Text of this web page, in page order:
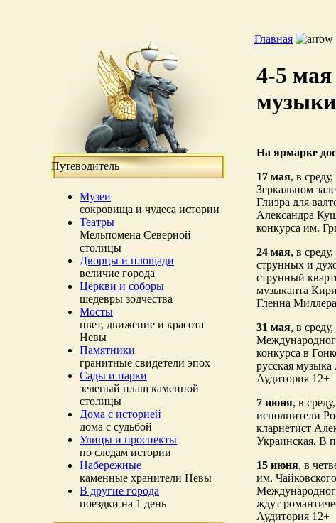
Путеводитель
Музеи
сокровища и чудеса истории
Театры
Мельпомена Северной
столицы
Дворцы и площади
величие города
Церкви и соборы
шедевры зодчества
Мосты
цвет, движение и красота
Невы
Памятники
гранитные свидетели эпох
Сады и парки
зеленый плащ каменной
столицы
Дома с историей
дома с судьбой
Улицы и проспекты
по следам истории
Набережные
каменные хранители Невы
В другие города
поездки на 1 день
Главная
4-5
музыки
На ярмарке
17 мая, в
Зеркальном
Глиэра для
Александра
конкурса им.
24 мая, в
струнных и
струнный
музыканта
Гленна
31 мая, в
конкурса в
русская
Аудитория 12+
7 июня, в
исполнители
кларнетист
Украинская. В
15 июня, в
им.
ждут
Аудитория 12+